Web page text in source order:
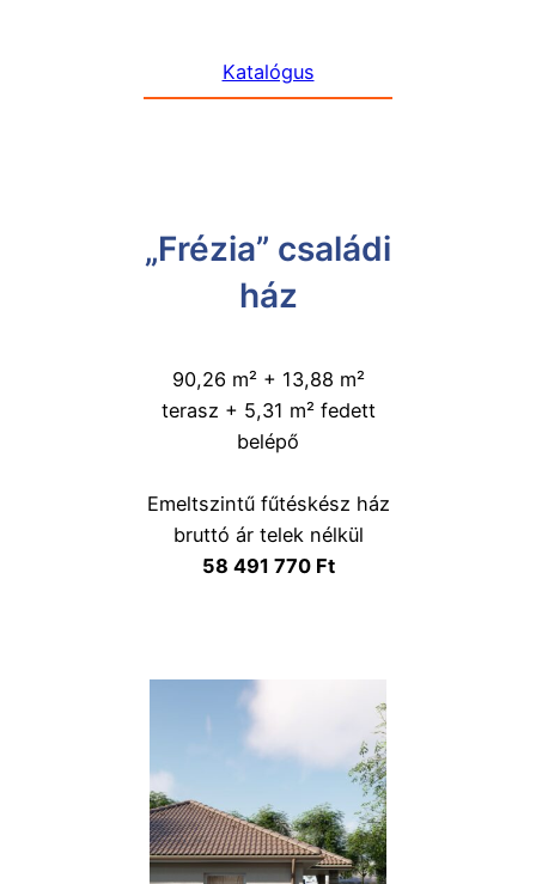
Katalógus
„Frézia” családi
ház
90,26 m² + 13,88 m²
terasz + 5,31 m² fedett
belépő
Emeltszintű fűtéskész ház
bruttó ár telek nélkül
58 491 770 Ft